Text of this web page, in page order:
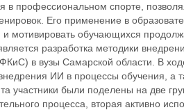
в профессиональном спорте,
Его применение в
мотивировать обучающихся
разработка методики
в вузы Самарской области. В
ИИ в процессы обучения, а
участники были поделены на две
процесса, вторая активно